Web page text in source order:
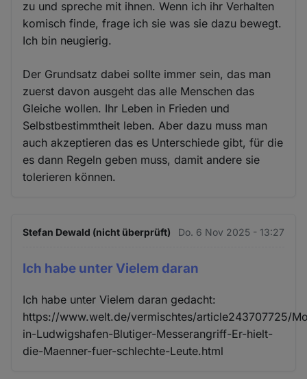
zu und spreche mit ihnen. Wenn ich ihr Verhalten
komisch finde, frage ich sie was sie dazu bewegt.
Ich bin neugierig.
Der Grundsatz dabei sollte immer sein, das man
zuerst davon ausgeht das alle Menschen das
Gleiche wollen. Ihr Leben in Frieden und
Selbstbestimmtheit leben. Aber dazu muss man
auch akzeptieren das es Unterschiede gibt, für die
es dann Regeln geben muss, damit andere sie
tolerieren können.
Stefan Dewald (nicht überprüft) Do. 6 Nov 2025 - 13:27
Ich habe unter Vielem daran
Ich habe unter Vielem daran gedacht:
https://www.welt.de/vermischtes/article243707725/
in-Ludwigshafen-Blutiger-Messerangriff-Er-hielt-
die-Maenner-fuer-schlechte-Leute.html